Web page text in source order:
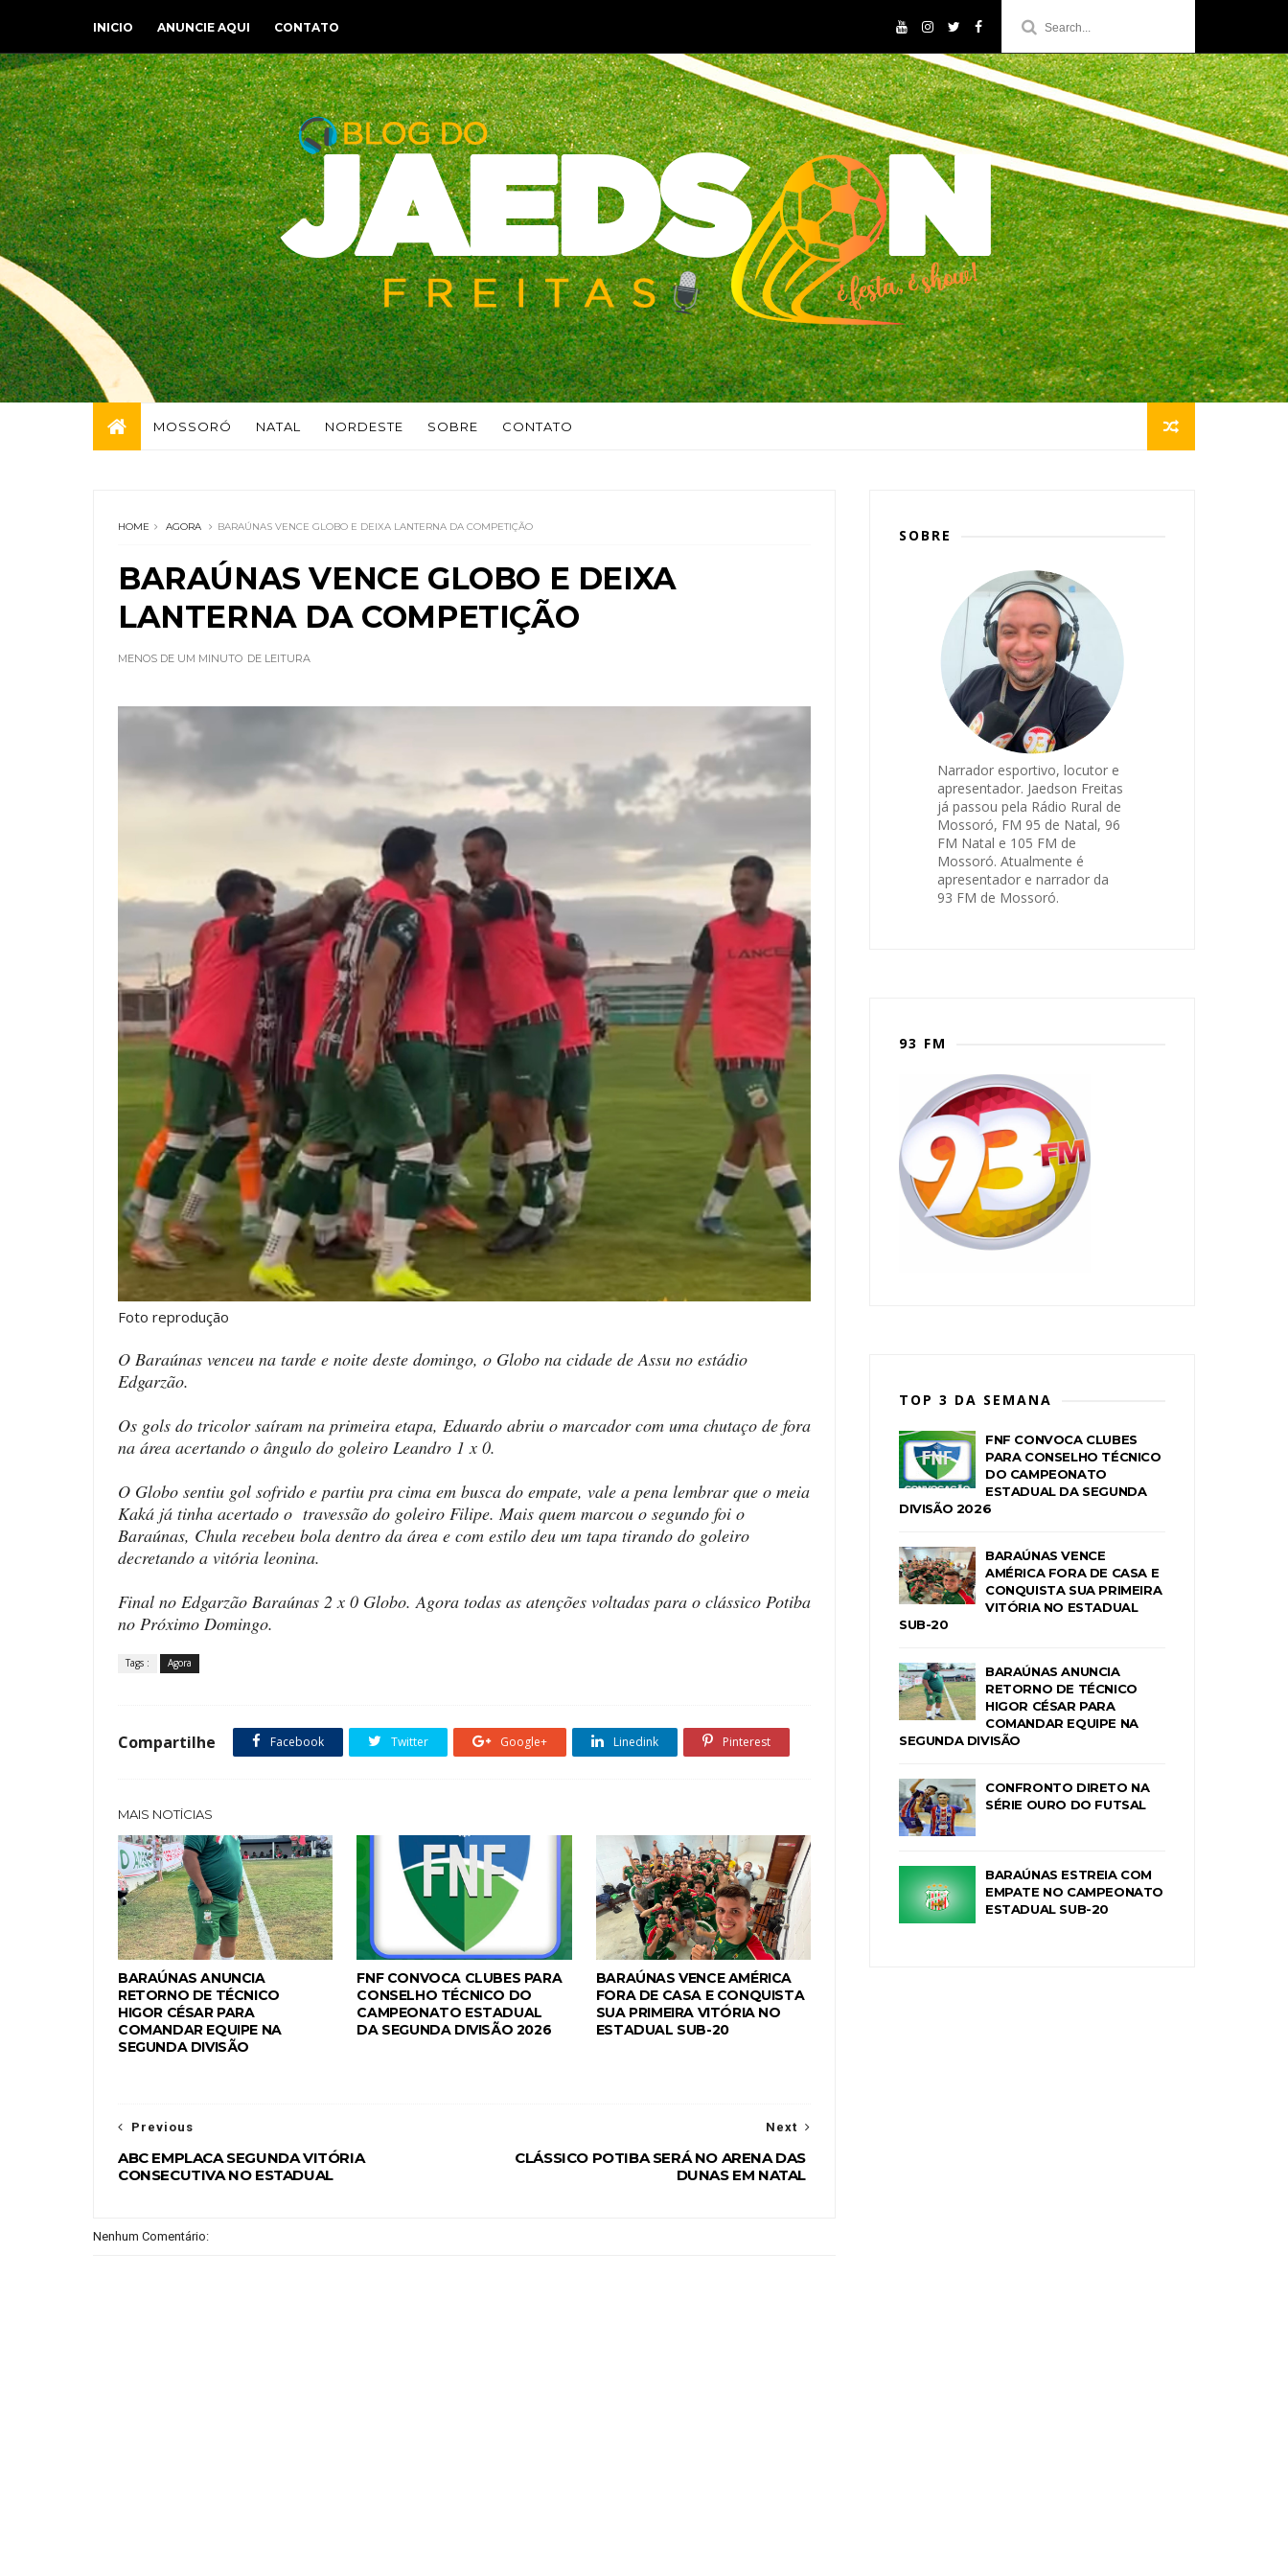
INICIO ANUNCIE AQUI CONTATO
MOSSORÓ NATAL NORDESTE SOBRE CONTATO
HOME AGORA BARAÚNAS VENCE GLOBO E DEIXA LANTERNA DA COMPETIÇÃO
BARAÚNAS VENCE GLOBO E DEIXA
LANTERNA DA COMPETIÇÃO
MENOS DE UM MINUTO DE LEITURA
Foto reprodução
O Baraúnas venceu na tarde e noite deste domingo, o Globo na cidade de Assu no estádio
Edgarzão.
Os gols do tricolor saíram na primeira etapa, Eduardo abriu o marcador com uma chutaço de fora
na área acertando o ângulo do goleiro Leandro 1 x 0.
O Globo sentiu gol sofrido e partiu pra cima em busca do empate, vale a pena lembrar que o meia
Kaká já tinha acertado o travessão do goleiro Filipe. Mais quem marcou o segundo foi o
Baraúnas, Chula recebeu bola dentro da área e com estilo deu um tapa tirando do goleiro
decretando a vitória leonina.
Final no Edgarzão Baraúnas 2 x 0 Globo. Agora todas as atenções voltadas para o clássico Potiba
no Próximo Domingo.
Tags : Agora
Compartilhe Facebook Twitter Google+ Linedink Pinterest
MAIS NOTÍCIAS
BARAÚNAS ANUNCIA
RETORNO DE TÉCNICO
HIGOR CÉSAR PARA
COMANDAR EQUIPE NA
SEGUNDA DIVISÃO
FNF CONVOCA CLUBES PARA
CONSELHO TÉCNICO DO
CAMPEONATO ESTADUAL
DA SEGUNDA DIVISÃO 2026
BARAÚNAS VENCE AMÉRICA
FORA DE CASA E CONQUISTA
SUA PRIMEIRA VITÓRIA NO
ESTADUAL SUB-20
Next
CLÁSSICO POTIBA SERÁ NO ARENA DAS
DUNAS EM NATAL
Previous
ABC EMPLACA SEGUNDA VITÓRIA
CONSECUTIVA NO ESTADUAL
Nenhum Comentário:
SOBRE
Narrador esportivo, locutor e
apresentador. Jaedson Freitas
já passou pela Rádio Rural de
Mossoró, FM 95 de Natal, 96
FM Natal e 105 FM de
Mossoró. Atualmente é
apresentador e narrador da
93 FM de Mossoró.
93 FM
TOP 3 DA SEMANA
FNF CONVOCA CLUBES
PARA CONSELHO TÉCNICO
DO CAMPEONATO
ESTADUAL DA SEGUNDA
DIVISÃO 2026
BARAÚNAS VENCE
AMÉRICA FORA DE CASA E
CONQUISTA SUA PRIMEIRA
VITÓRIA NO ESTADUAL
SUB-20
BARAÚNAS ANUNCIA
RETORNO DE TÉCNICO
HIGOR CÉSAR PARA
COMANDAR EQUIPE NA
SEGUNDA DIVISÃO
CONFRONTO DIRETO NA
SÉRIE OURO DO FUTSAL
BARAÚNAS ESTREIA COM
EMPATE NO CAMPEONATO
ESTADUAL SUB-20